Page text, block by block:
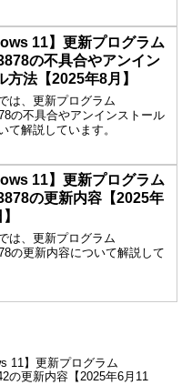
11】更新プログラム
の不具合やアンイン
方法【2025年8月】
は、更新プログラム
の不具合やアンインストール
て解説しています。
11】更新プログラム
の更新内容【2025年
は、更新プログラム
の更新内容について解説して
11】更新プログラム
の更新内容【2025年6月11